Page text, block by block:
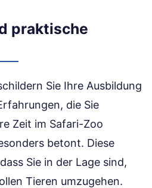
praktische
Sie Ihre Ausbildung
die Sie
Zeit im Safari-Zoo
betont. Diese
Sie in der Lage sind,
Tieren umzugehen.